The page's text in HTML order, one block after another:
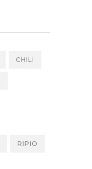
CHILI
RIPIO